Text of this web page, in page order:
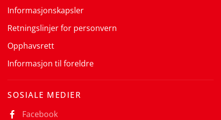
Informasjonskapsler
Retningslinjer for personvern
Opphavsrett
Informasjon til foreldre
SOSIALE MEDIER
Facebook